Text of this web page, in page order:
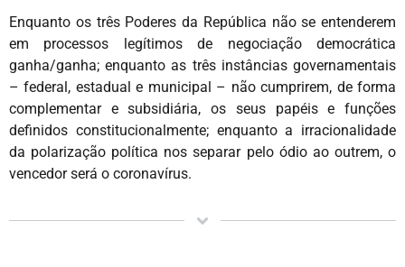
Enquanto os três Poderes da República não se entenderem
em processos legítimos de negociação democrática
ganha/ganha; enquanto as três instâncias governamentais
– federal, estadual e municipal – não cumprirem, de forma
complementar e subsidiária, os seus papéis e funções
definidos constitucionalmente; enquanto a irracionalidade
da polarização política nos separar pelo ódio ao outrem, o
vencedor será o coronavírus.